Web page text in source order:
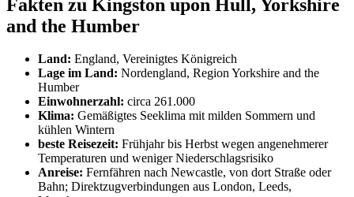
Fakten zu Kingston upon Hull, Yorkshire
and the Humber
Land: England, Vereinigtes Königreich
Lage im Land: Nordengland, Region Yorkshire and the
Humber
Einwohnerzahl: circa 261.000
Klima: Gemäßigtes Seeklima mit milden Sommern und
kühlen Wintern
beste Reisezeit: Frühjahr bis Herbst wegen angenehmerer
Temperaturen und weniger Niederschlagsrisiko
Anreise: Fernfähren nach Newcastle, von dort Straße oder
Bahn; Direktzugverbindungen aus London, Leeds,